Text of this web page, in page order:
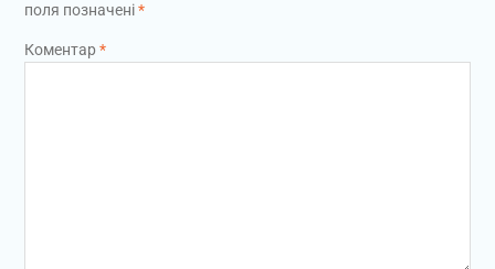
поля позначені*
Коментар *